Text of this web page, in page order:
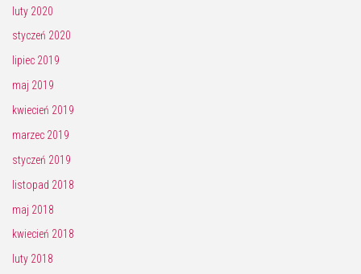
luty 2020
styczeń 2020
lipiec 2019
maj 2019
kwiecień 2019
marzec 2019
styczeń 2019
listopad 2018
maj 2018
kwiecień 2018
luty 2018